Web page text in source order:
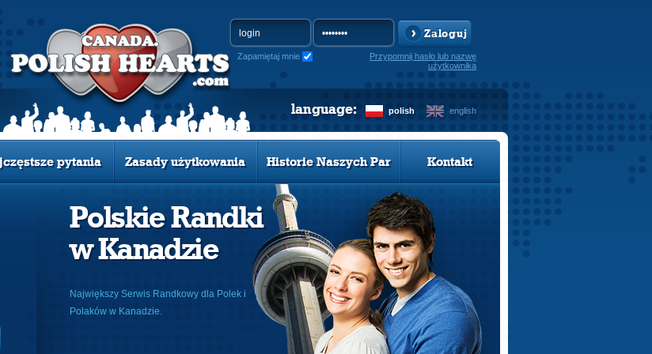
Zaloguj
Zapamiętaj mnie
Przypomnij hasło lub nazwę
użytkownika
polish english
language:
pytania Zasady użytkowania Historie Naszych Par Kontakt
Polskie Randki
w Kanadzie
Największy Serwis Randkowy dla Polek i
Polaków w Kanadzie.